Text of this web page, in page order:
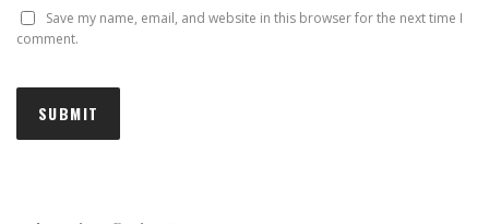
Save my name, email, and website in this browser for the next time I
comment.